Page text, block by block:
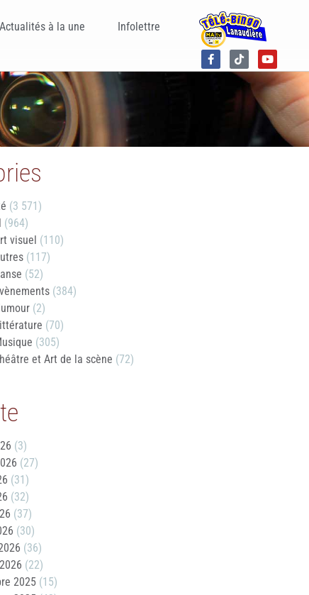
Actualités à la une Infolettre
(3 571)
(964)
visuel (110)
(117)
(52)
(384)
(2)
(70)
(305)
et Art de la scène (72)
(3)
(27)
(31)
(32)
(37)
(30)
(36)
(22)
2025 (15)